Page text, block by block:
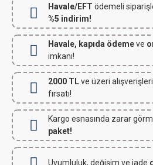
Havale/EFT ödemeli
%5 indirim!
Havale, kapıda ödemeve
imkanı!
2000 TLve üzeri
fırsatı!
Kargo esnasında zarar
paket!
Uyumluluk, değişim ve iade